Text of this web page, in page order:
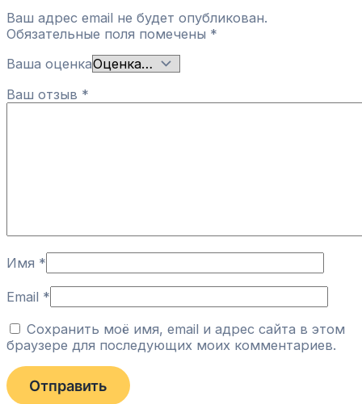
Ваш адрес email не будет опубликован.
Обязательные поля помечены *
Ваша оценка
Ваш отзыв *
Имя *
Email *
Сохранить моё имя, email и адрес сайта в этом
браузере для последующих моих комментариев.